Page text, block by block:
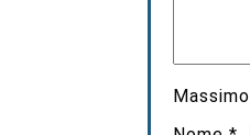
Massimo